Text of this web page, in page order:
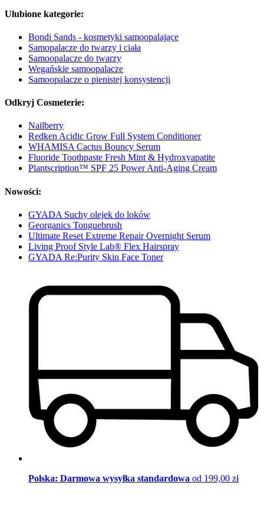
Ulubione kategorie:
Bondi Sands - kosmetyki samoopalające
Samopalacze do twarzy i ciała
Samoopalacze do twarzy
Wegańskie samoopalacze
Samoopalacze o pienistej konsystencji
Odkryj Cosmeterie:
Nailberry
Redken Acidic Grow Full System Conditioner
WHAMISA Cactus Bouncy Serum
Fluoride Toothpaste Fresh Mint & Hydroxyapatite
Plantscription™ SPF 25 Power Anti-Aging Cream
Nowości:
GYADA Suchy olejek do loków
Georganics Tonguebrush
Ultimate Reset Extreme Repair Overnight Serum
Living Proof Style Lab® Flex Hairspray
GYADA Re:Purity Skin Face Toner
Polska: Darmowa wysyłka standardowa od 199,00 zł